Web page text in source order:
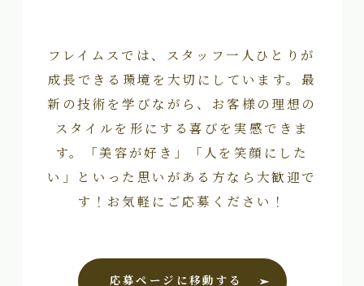
フレイムスでは、スタッフ一人ひとりが
成長できる環境を大切にしています。最
新の技術を学びながら、お客様の理想の
スタイルを形にする喜びを実感できま
す。「美容が好き」「人を笑顔にした
い」といった思いがある方なら大歓迎で
す！お気軽にご応募ください！
応募ページに移動する